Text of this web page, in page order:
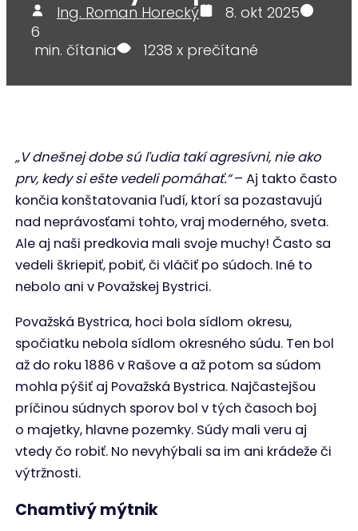
Ing. Roman Horecký
8. okt 2025
6
min. čítania
1238 x prečítané
„V dnešnej dobe sú ľudia takí agresívni, nie ako
prv, kedy si ešte vedeli pomáhať.“– Aj takto často
končia konštatovania ľudí, ktorí sa pozastavujú
nad neprávosťami tohto, vraj moderného, sveta.
Ale aj naši predkovia mali svoje muchy! Často sa
vedeli škriepiť, pobiť, či vláčiť po súdoch. Iné to
nebolo ani v Považskej Bystrici.
Považská Bystrica, hoci bola sídlom okresu,
spočiatku nebola sídlom okresného súdu. Ten bol
až do roku 1886 v Rašove a až potom sa súdom
mohla pýšiť aj Považská Bystrica. Najčastejšou
príčinou súdnych sporov bol v tých časoch boj
o majetky, hlavne pozemky. Súdy mali veru aj
vtedy čo robiť. No nevyhýbali sa im ani krádeže či
výtržnosti.
Chamtivý mýtnik